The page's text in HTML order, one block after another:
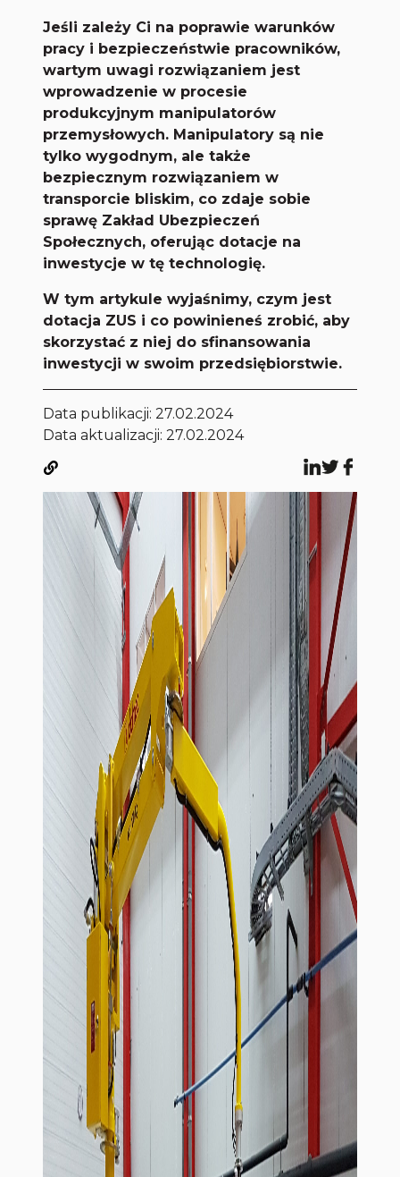
Jeśli zależy Ci na poprawie warunków
pracy i bezpieczeństwie pracowników,
wartym uwagi rozwiązaniem jest
wprowadzenie w procesie
produkcyjnym manipulatorów
przemysłowych. Manipulatory są nie
tylko wygodnym, ale także
bezpiecznym rozwiązaniem w
transporcie bliskim, co zdaje sobie
sprawę Zakład Ubezpieczeń
Społecznych, oferując dotacje na
inwestycje w tę technologię.
W tym artykule wyjaśnimy, czym jest
dotacja ZUS i co powinieneś zrobić, aby
skorzystać z niej do sfinansowania
inwestycji w swoim przedsiębiorstwie.
Data publikacji:27.02.2024
Data aktualizacji: 27.02.2024